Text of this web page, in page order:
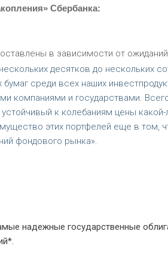
Сбербанка:
в зависимости от ожиданий
десятков до нескольких
среди всех наших
компаниями и государствами.
к колебаниям цены какой-
этих портфелей еще в том,
фондового рынка».
надежные государственные